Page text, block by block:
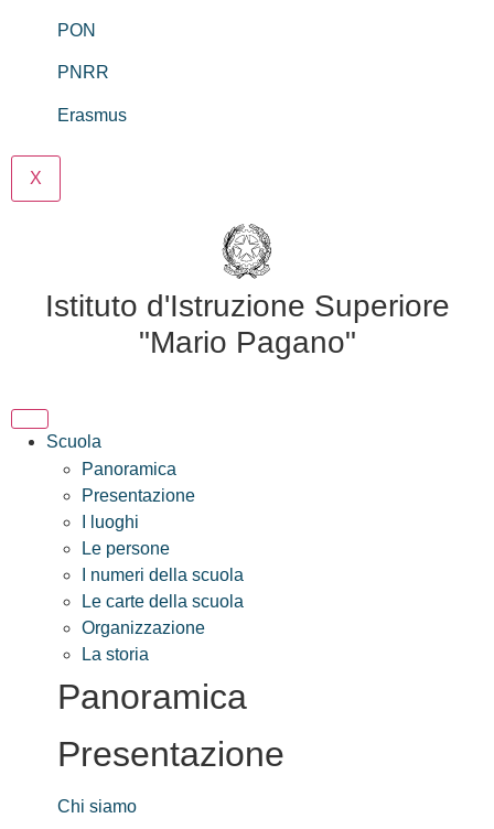
PON
PNRR
Erasmus
X
Istituto d'Istruzione Superiore
"Mario Pagano"
Scuola
Panoramica
Presentazione
I luoghi
Le persone
I numeri della scuola
Le carte della scuola
Organizzazione
La storia
Panoramica
Presentazione
Chi siamo